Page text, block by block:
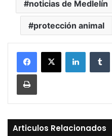
noticias de Medlelín
protección animal
LinkedIn
Print
Articulos Relacionados